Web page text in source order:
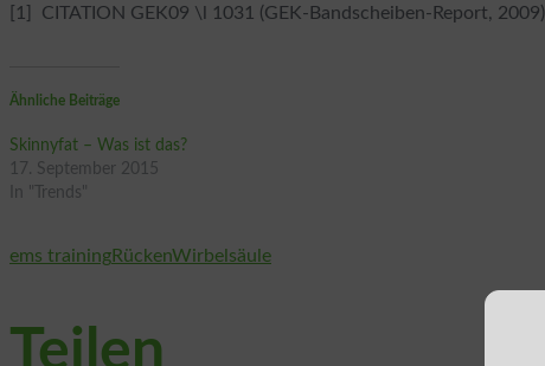
[1] CITATION GEK09 \l 1031 (GEK-Bandscheiben-Report, 2009)
Ähnliche Beiträge
Skinnyfat – Was ist das?
17. September 2015
In "Trends"
ems trainingRückenWirbelsäule
Teilen